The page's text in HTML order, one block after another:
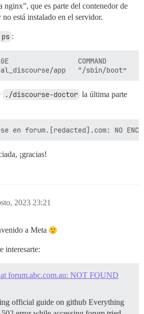
nginx”, que es parte del contenedor de
está instalado en el servidor.
:
IMAGE
./discourse-doctor la última parte
¡gracias!
2023 23:21
a Meta
interesarte:
forum.abc.com.au: NOT FOUND
official guide on github Everything